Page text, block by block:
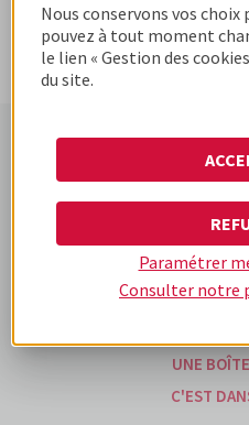
UNE BOÎTE
UNE BOÎTE
UNE
C'EST
Nous conservons vos choix
pouvez à tout moment
le lien « Gestion des
du site.
Paramétrer
Consulter notre